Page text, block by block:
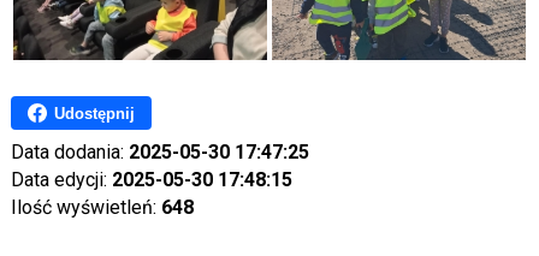
Udostępnij
Data dodania: 2025-05-30 17:47:25
Data edycji: 2025-05-30 17:48:15
Ilość wyświetleń: 648